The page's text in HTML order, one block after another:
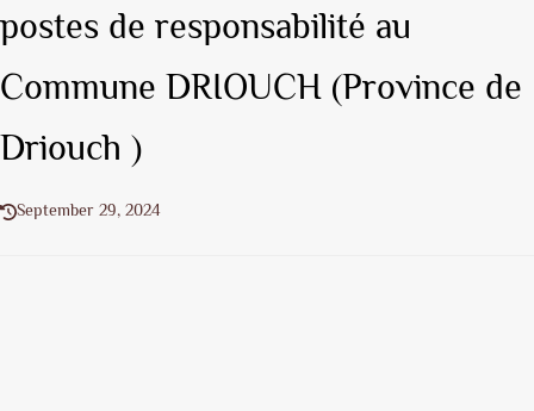
postes de responsabilité au
Commune DRIOUCH (Province de
Driouch )
September 29, 2024